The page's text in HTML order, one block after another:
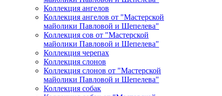
Коллекция ангелов
Коллекция ангелов от "Мастерской
майолики Павловой и Шепелева"
Коллекция сов от "Мастерской
майолики Павловой и Шепелева"
Коллекция черепах
Коллекция слонов
Коллекция слонов от "Мастерской
майолики Павловой и Шепелева"
Коллекция собак